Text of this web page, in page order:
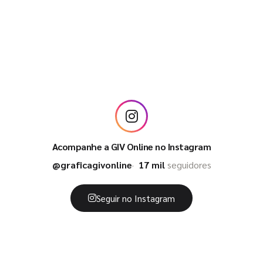
Acompanhe a GIV Online no Instagram
@graficagivonline
17 milseguidores
Seguir no Instagram